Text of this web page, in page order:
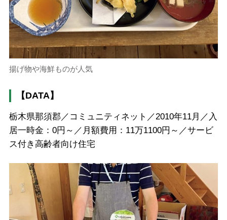
揚げ物や海鮮ものが人気
【DATA】
栃木県那須郡／コミュニティネット／2010年11月／入
居一時金：0円～／月額費用：11万1100円～／サービ
ス付き高齢者向け住宅